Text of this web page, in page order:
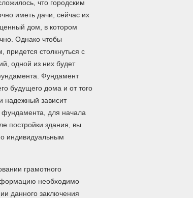
что городским
иметь дачи, сейчас их
дом, в котором
Однако чтобы
придется столкнуться с
одной из них будет
Фундамент
будущего дома и от того
надежный зависит
фундамента, для начала
постройки здания, вы
индивидуальным
грамотного
необходимо
данного заключения